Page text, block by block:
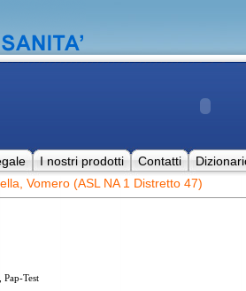
I nostri prodotti Contatti
Vomero (ASL NA 1 Distretto 47)
Test